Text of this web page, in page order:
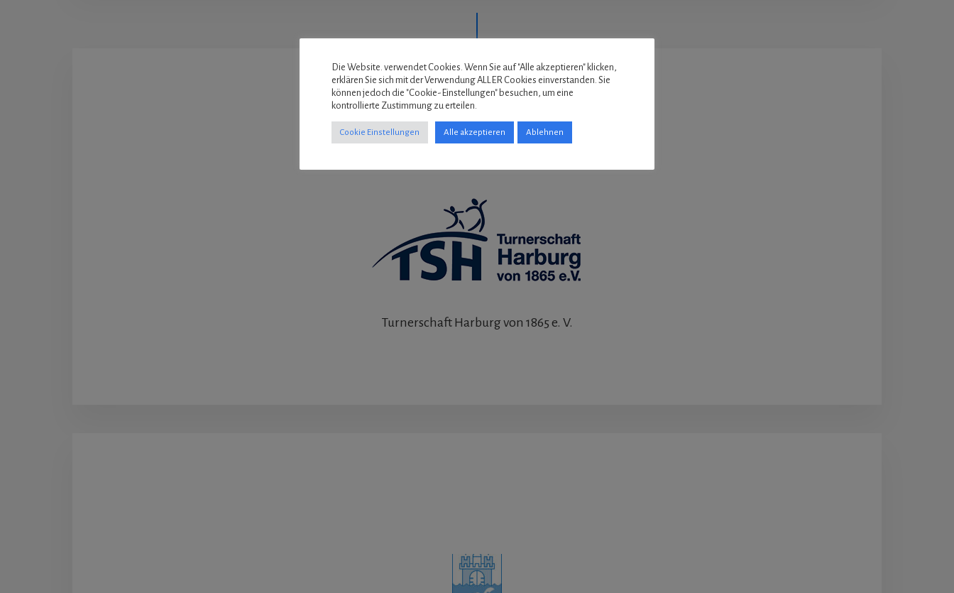
Turnerschaft Harburg von 1865 e. V.
Die Website. verwendet Cookies. Wenn Sie auf "Alle akzeptieren" klicken,
erklären Sie sich mit der Verwendung ALLER Cookies einverstanden. Sie
können jedoch die "Cookie-Einstellungen" besuchen, um eine
kontrollierte Zustimmung zu erteilen.
Cookie Einstellungen Alle akzeptieren Ablehnen